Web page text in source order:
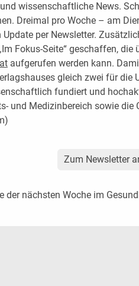
wissenschaftliche News.
Dreimal pro Woche – am
per Newsletter.
Fokus-Seite“ geschaffen, die
aufgerufen werden kann.
gleich zwei für die
fundiert und
und Medizinbereich sowie die
Zum Newsletter
der nächsten Woche im